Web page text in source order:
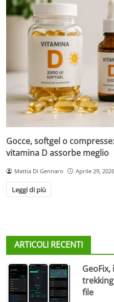
Gocce, softgel o
vitamina D assorbe meglio
Mattia Di Gennaro Aprile 29, 2026
Leggi di più
ARTICOLI RECENTI
file